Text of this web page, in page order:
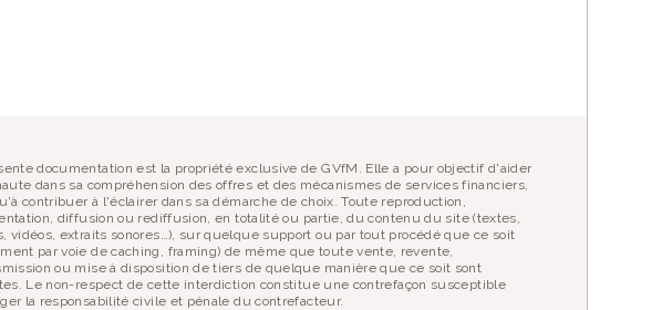
documentation est la propriété exclusive de GVfM. Elle a pour objectif d'aider
dans sa compréhension des offres et des mécanismes de services financiers,
contribuer à l'éclairer dans sa démarche de choix. Toute reproduction,
diffusion ou rediffusion, en totalité ou partie, du contenu du site (textes,
vidéos, extraits sonores…), sur quelque support ou par tout procédé que ce soit
par voie de caching, framing) de même que toute vente, revente,
ou mise à disposition de tiers de quelque manière que ce soit sont
Le non-respect de cette interdiction constitue une contrefaçon susceptible
la responsabilité civile et pénale du contrefacteur.